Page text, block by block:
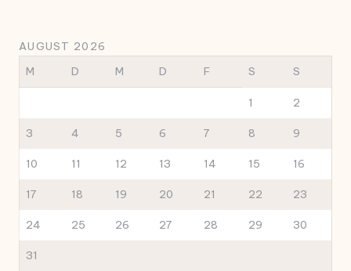
AUGUST 2026
M
D M D F S S
1 2
3 4 5 6 7 8 9
10 11 12 13 14 15 16
17 18 19 20 21 22 23
24 25 26 27 28 29 30
31